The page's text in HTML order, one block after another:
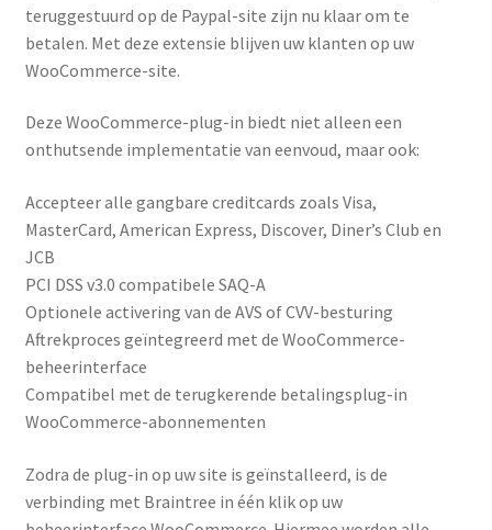
teruggestuurd op de Paypal-site zijn nu klaar om te
betalen. Met deze extensie blijven uw klanten op uw
WooCommerce-site.
Deze WooCommerce-plug-in biedt niet alleen een
onthutsende implementatie van eenvoud, maar ook:
Accepteer alle gangbare creditcards zoals Visa,
MasterCard, American Express, Discover, Diner’s Club en
JCB
PCI DSS v3.0 compatibele SAQ-A
Optionele activering van de AVS of CVV-besturing
Aftrekproces geïntegreerd met de WooCommerce-
beheerinterface
Compatibel met de terugkerende betalingsplug-in
WooCommerce-abonnementen
Zodra de plug-in op uw site is geïnstalleerd, is de
verbinding met Braintree in één klik op uw